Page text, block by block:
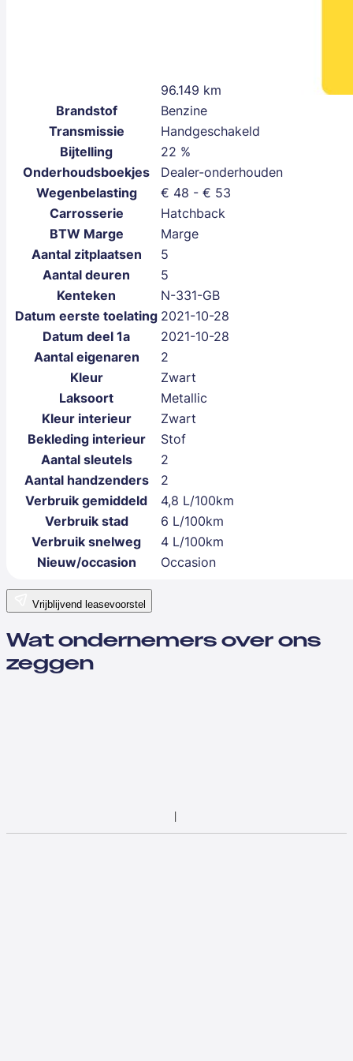
96.149 km
Brandstof
Benzine
Transmissie
Handgeschakeld
Bijtelling
22 %
Onderhoudsboekjes
Dealer-onderhouden
Wegenbelasting
€ 48 - € 53
Carrosserie
Hatchback
BTW Marge
Marge
Aantal zitplaatsen
5
Aantal deuren
5
Kenteken
N-331-GB
Datum eerste toelating 2021-10-28
Datum deel 1a
2021-10-28
Aantal eigenaren
2
Kleur
Zwart
Laksoort
Metallic
Kleur interieur
Zwart
Bekleding interieur
Stof
Aantal sleutels
2
Aantal handzenders
2
Verbruik gemiddeld
4,8 L/100km
Verbruik stad
6 L/100km
Verbruik snelweg
4 L/100km
Nieuw/occasion
Occasion
Vrijblijvend leasevoorstel
Wat ondernemers over ons
zeggen